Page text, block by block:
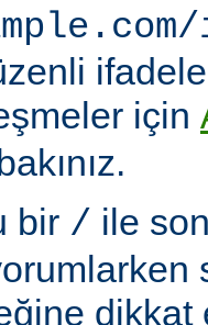
için
bir / ile
dikkat